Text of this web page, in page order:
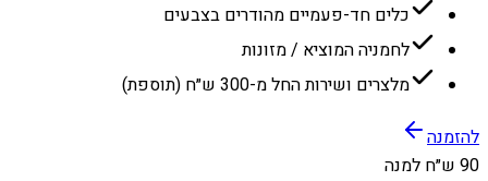
כלים חד-פעמיים מהודרים בצבעים
לחמניה המוציא / מזונות
מלצרים ושירות החל מ-300 ש״ח (תוספת)
להזמנה
90 ש״ח למנה